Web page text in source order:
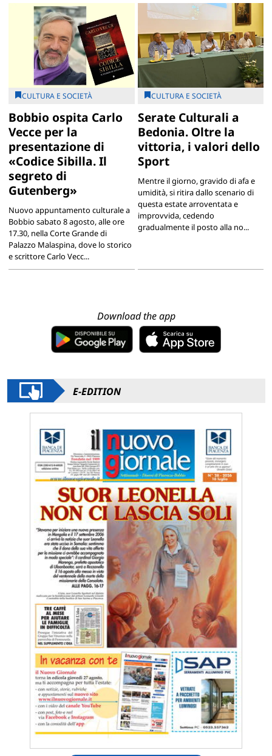
CULTURA E SOCIETÀ
Bobbio ospita Carlo
Vecce per la
presentazione di
«Codice Sibilla. Il
segreto di
Gutenberg»
Nuovo appuntamento culturale a
Bobbio sabato 8 agosto, alle ore
17.30, nella Corte Grande di
Palazzo Malaspina, dove lo storico
e scrittore Carlo Vecc...
CULTURA E SOCIETÀ
Serate Culturali a
Bedonia. Oltre la
vittoria, i valori dello
Sport
Mentre il giorno, gravido di afa e
umidità, si ritira dallo scenario di
questa estate arroventata e
improvvida, cedendo
gradualmente il posto alla no...
Download the app
E-EDITION